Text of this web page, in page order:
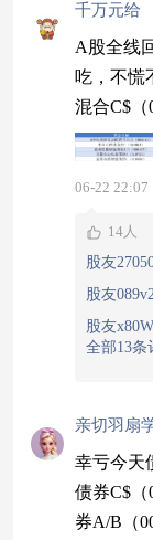
千万元给
A股全线
吃，不慌
混合C$（
券A/B（
C（
流的体验
庭理财
C首秀放
06-22 22:07
14人
股友
股友
股友
全部13条
亲切羽扇
幸亏今天
债券C$
券A/B（